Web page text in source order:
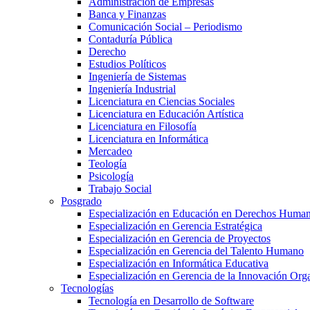
Banca y Finanzas
Comunicación Social – Periodismo
Contaduría Pública
Derecho
Estudios Políticos
Ingeniería de Sistemas
Ingeniería Industrial
Licenciatura en Ciencias Sociales
Licenciatura en Educación Artística
Licenciatura en Filosofía
Licenciatura en Informática
Mercadeo
Teología
Psicología
Trabajo Social
Posgrado
Especialización en Educación en Derechos
Especialización en Gerencia Estratégica
Especialización en Gerencia de Proyectos
Especialización en Gerencia del Talento Humano
Especialización en Informática Educativa
Especialización en Gerencia de la Innovación
Tecnologías
Tecnología en Desarrollo de Software